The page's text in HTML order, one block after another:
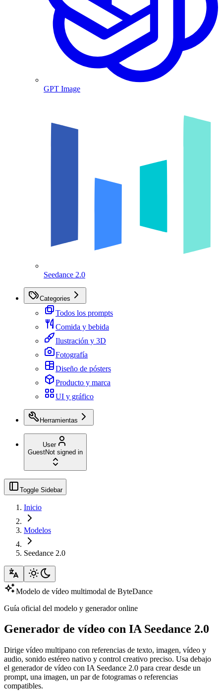
GPT Image
Seedance 2.0
Categories
Todos los prompts
Comida y bebida
Ilustración y 3D
Fotografía
Diseño de pósters
Producto y marca
UI y gráfico
Herramientas
User
GuestNot signed in
Toggle Sidebar
Inicio
Modelos
Seedance 2.0
Modelo de vídeo multimodal de ByteDance
Guía oficial del modelo y generador online
Generador de vídeo con IA Seedance 2.0
Dirige vídeo multipano con referencias de texto, imagen, vídeo y
audio, sonido estéreo nativo y control creativo preciso. Usa debajo
el generador de vídeo con IA Seedance 2.0 para crear desde un
prompt, una imagen, un par de fotogramas o referencias
compatibles.